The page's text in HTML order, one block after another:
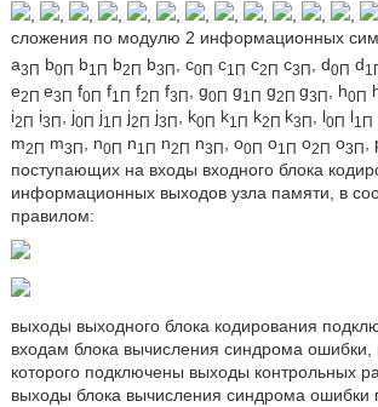
,
, , , , , , , , , , ,
сложения по модулю 2 информационных
а3П b0П b1П b2П b3П , c0П c1П c2П с3П , d0П d
e2П е3П f0П f1П f2П f3П , g0П g1П g2П g3П , h0П
i2П i3П , j0П j1П j2П j3П , k0П k1П k2П k3П , l0П l1П
m2П m3П, n0П n1П n2П n3П, o0П o1П o2П o3П,
поступающих на входы входного блока
информационных выходов узла памяти, в
правилом:
выходы выходного блока кодирования
входам блока вычисления синдрома ошибки,
которого подключены выходы контрольных
выходы блока вычисления синдрома ошибки